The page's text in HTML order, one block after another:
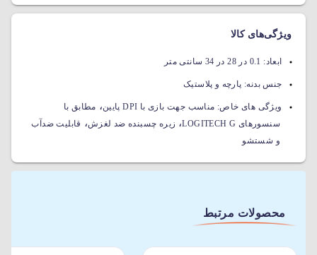
ویژگی‌های کالا
ابعاد: 0.1 در 28 در 34 سانتی متر
جنس بدنه: پارچه و پلاستیک
ویژگی های خاص: مناسب جهت بازی با DPI پایین ، مطابق با
سنسورهای LOGITECH G
، زیره چسبنده ضد لغزش، قابلیت ضدآب
و شستشو
محصولات مرتبط